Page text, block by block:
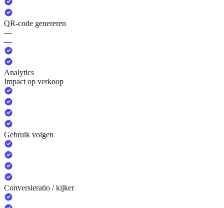
QR-code genereren
—
—
Analytics
Impact op verkoop
Gebruik volgen
Conversieratio / kijker